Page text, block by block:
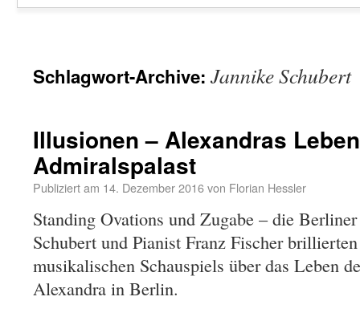
Schlagwort-Archive: Jannike Schubert
Illusionen – Alexandras
Admiralspalast
Publiziert am 14. Dezember 2016von Florian Hessler
Standing Ovations und Zugabe – die
Schubert und Pianist Franz Fischer
musikalischen Schauspiels über das Leben
Alexandra in Berlin.